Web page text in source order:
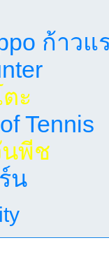
ก้าวแ
ะ
Tennis
นพีช
น